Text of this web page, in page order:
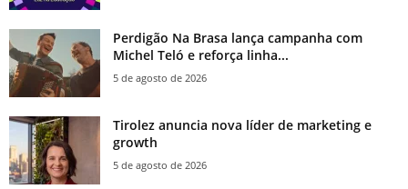
Perdigão Na Brasa lança campanha com
Michel Teló e reforça linha...
5 de agosto de 2026
Tirolez anuncia nova líder de marketing e
growth
5 de agosto de 2026